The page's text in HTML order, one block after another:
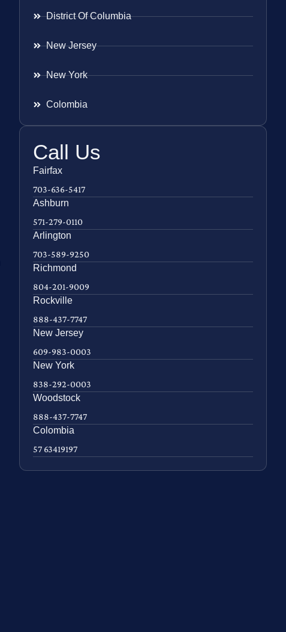
District Of Columbia
New Jersey
New York
Colombia
Call Us
Fairfax
703-636-5417
Ashburn
571-279-0110
Arlington
703-589-9250
Richmond
804-201-9009
Rockville
888-437-7747
New Jersey
609-983-0003
New York
838-292-0003
Woodstock
888-437-7747
Colombia
57 63419197